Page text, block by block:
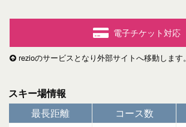
電子チケット対応
rezioのサービスとなり外部サイトへ移動します。
スキー場情報
最長距離
コース数